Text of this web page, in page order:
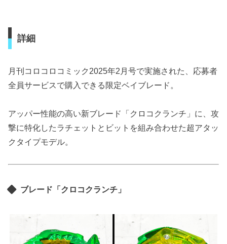
詳細
月刊コロコロコミック2025年2月号で実施された、応募者
全員サービスで購入できる限定ベイブレード。
アッパー性能の高い新ブレード「クロコクランチ」に、攻
撃に特化したラチェットとビットを組み合わせた超アタッ
クタイプモデル。
ブレード「クロコクランチ」